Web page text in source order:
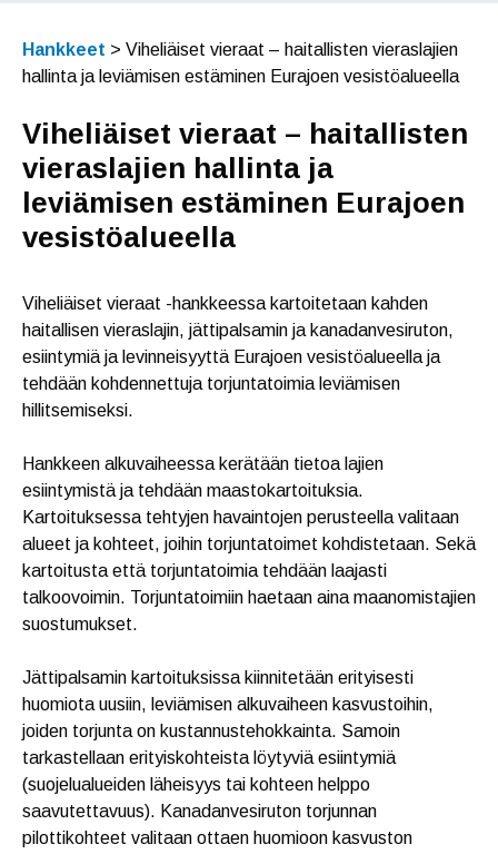
Hankkeet > Viheliäiset vieraat – haitallisten vieraslajien
hallinta ja leviämisen estäminen Eurajoen vesistöalueella
Viheliäiset vieraat – haitallisten
vieraslajien hallinta ja
leviämisen estäminen Eurajoen
vesistöalueella
Viheliäiset vieraat -hankkeessa kartoitetaan kahden
haitallisen vieraslajin, jättipalsamin ja kanadanvesiruton,
esiintymiä ja levinneisyyttä Eurajoen vesistöalueella ja
tehdään kohdennettuja torjuntatoimia leviämisen
hillitsemiseksi.
Hankkeen alkuvaiheessa kerätään tietoa lajien
esiintymistä ja tehdään maastokartoituksia.
Kartoituksessa tehtyjen havaintojen perusteella valitaan
alueet ja kohteet, joihin torjuntatoimet kohdistetaan. Sekä
kartoitusta että torjuntatoimia tehdään laajasti
talkoovoimin. Torjuntatoimiin haetaan aina maanomistajien
suostumukset.
Jättipalsamin kartoituksissa kiinnitetään erityisesti
huomiota uusiin, leviämisen alkuvaiheen kasvustoihin,
joiden torjunta on kustannustehokkainta. Samoin
tarkastellaan erityiskohteista löytyviä esiintymiä
(suojelualueiden läheisyys tai kohteen helppo
saavutettavuus). Kanadanvesiruton torjunnan
pilottikohteet valitaan ottaen huomioon kasvuston